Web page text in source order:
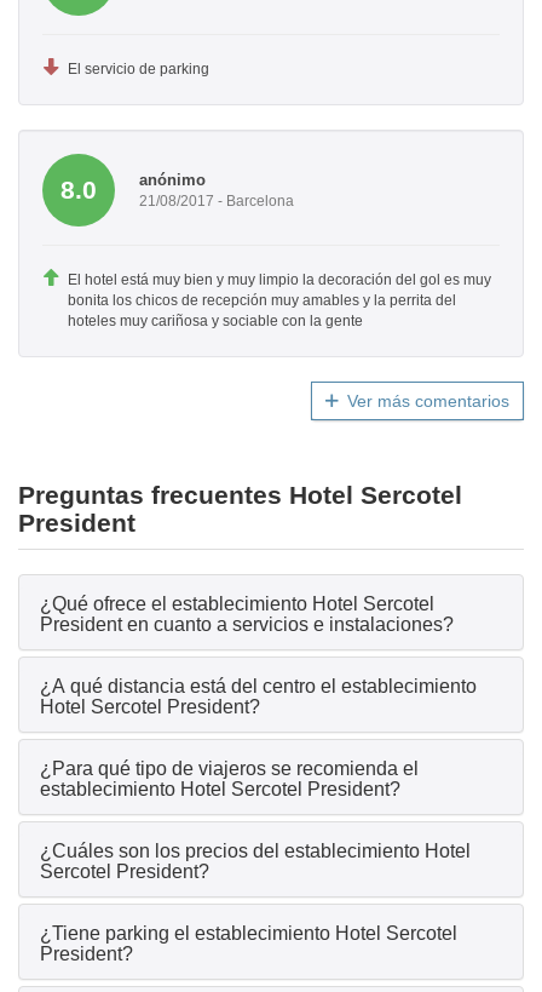
El servicio de parking
8.0 anónimo
21/08/2017 - Barcelona
El hotel está muy bien y muy limpio la decoración del gol es muy
bonita los chicos de recepción muy amables y la perrita del
hoteles muy cariñosa y sociable con la gente
Ver más comentarios
Preguntas frecuentes Hotel Sercotel
President
¿Qué ofrece el establecimiento Hotel Sercotel
President en cuanto a servicios e instalaciones?
¿A qué distancia está del centro el establecimiento
Hotel Sercotel President?
¿Para qué tipo de viajeros se recomienda el
establecimiento Hotel Sercotel President?
¿Cuáles son los precios del establecimiento Hotel
Sercotel President?
¿Tiene parking el establecimiento Hotel Sercotel
President?